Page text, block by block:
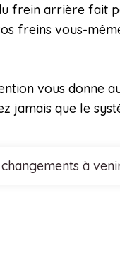
frein arrière fait
freins vous-
vous donne
jamais que le
changements à